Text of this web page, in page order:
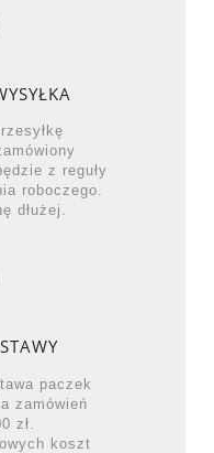
z reguły
roboczego.
dłużej.
paczek
zamówień
zł.
koszt